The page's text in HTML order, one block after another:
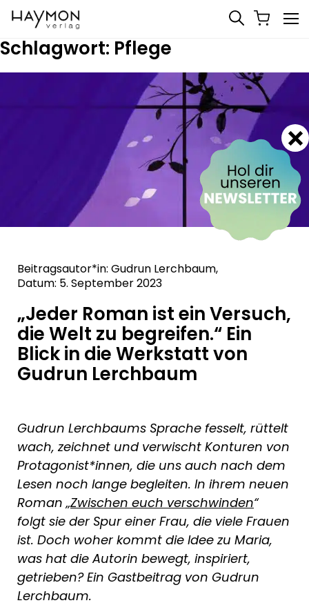
Schlagwort: Pflege
Beitragsautor*in: Gudrun Lerchbaum,
Datum: 5. September 2023
„Jeder Roman ist ein Versuch,
die Welt zu begreifen.“ Ein
Blick in die Werkstatt von
Gudrun Lerchbaum
Gudrun Lerchbaums Sprache fesselt, rüttelt
wach, zeichnet und verwischt Konturen von
Protagonist*innen, die uns auch nach dem
Lesen noch lange begleiten. In ihrem neuen
Roman „Zwischen euch verschwinden“
folgt sie der Spur einer Frau, die viele Frauen
ist. Doch woher kommt die Idee zu Maria,
was hat die Autorin bewegt, inspiriert,
getrieben? Ein Gastbeitrag von Gudrun
Lerchbaum.